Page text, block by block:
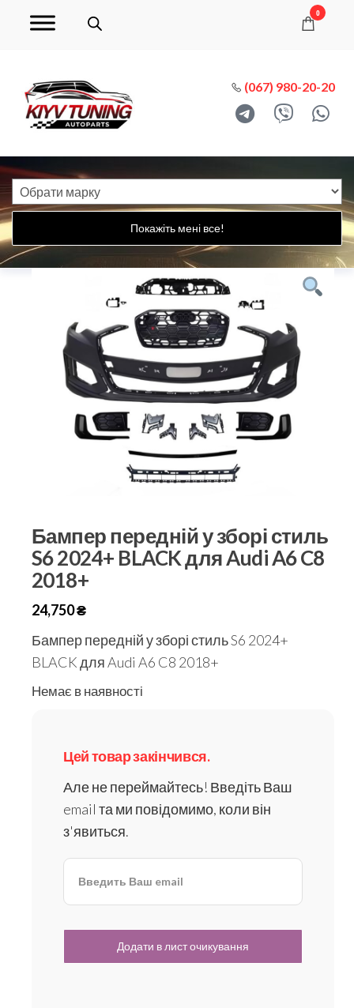
0
(067) 980-20-20
Покажіть мені все!
Бампер передній у зборі стиль
S6 2024+ BLACK для Audi A6 C8
2018+
24,750₴
Бампер передній у зборі стиль S6 2024+
BLACK для Audi A6 C8 2018+
Немає в наявності
Цей товар закінчився.
Але не переймайтесь! Введіть Ваш
email та ми повідомимо, коли він
з'явиться.